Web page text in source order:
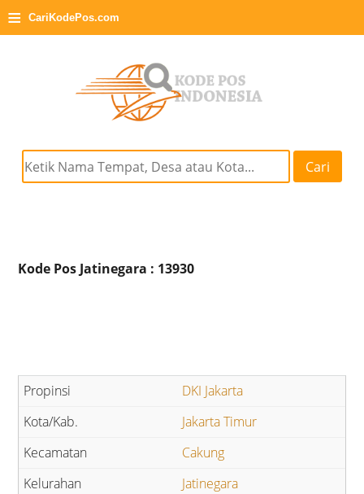
≡ CariKodePos.com
Cari
Kode Pos Jatinegara : 13930
DKI Jakarta
Jakarta Timur
Cakung
Jatinegara